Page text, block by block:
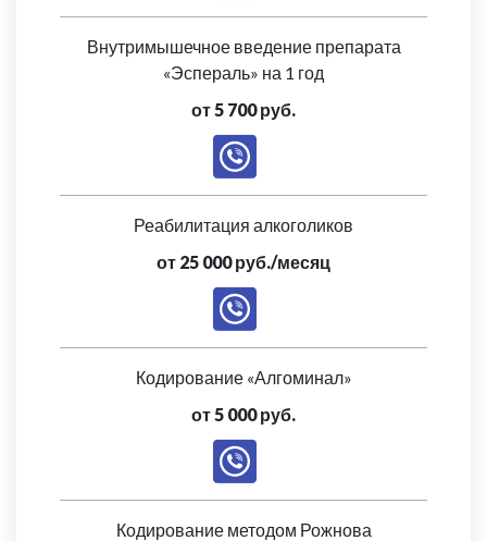
Внутримышечное введение препарата
«Эспераль» на 1 год
от 5 700 руб.
Реабилитация алкоголиков
от 25 000 руб./месяц
Кодирование «Алгоминал»
от 5 000 руб.
Кодирование методом Рожнова